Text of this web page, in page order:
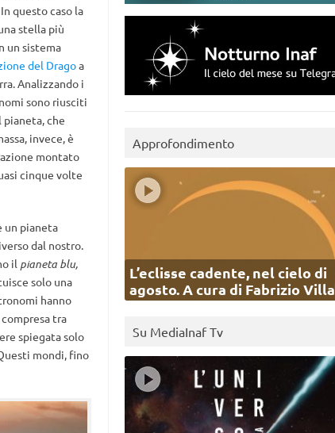
questo caso la
stella più
un sistema
del Dragoa
Analizzando i
sono riusciti
che
invece, è
montato
cinque volte
un pianeta
dal nostro.
il pianeta blu,
solo una
hanno
tra
spiegata solo
mondi, fino
Approfondimento
L’eclisse cadente, nel cielo di
agosto. A cura di Fabrizio Villa
Su MediaInaf Tv